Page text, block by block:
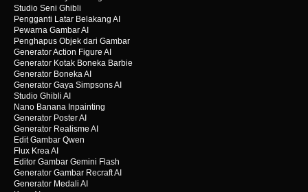
Studio Seni Ghibli
Pengganti Latar Belakang AI
Pewarna Gambar AI
Penghapus Objek dari Gambar
Generator Action Figure AI
Generator Kotak Boneka Barbie
Generator Boneka AI
Generator Gaya Simpsons AI
Studio Ghibli AI
Nano Banana Inpainting
Generator Poster AI
Generator Realisme AI
Edit Gambar Qwen
Flux Krea AI
Editor Gambar Gemini Flash
Generator Gambar Recraft AI
Generator Medali AI